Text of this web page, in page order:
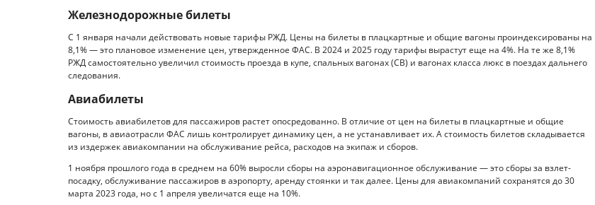
Железнодорожные билеты
С 1 января начали действовать новые тарифы РЖД. Цены на билеты в плацкартные и общие вагоны проиндексированы на
8,1% — это плановое изменение цен, утвержденное ФАС. В 2024 и 2025 году тарифы вырастут еще на 4%. На те же 8,1%
РЖД самостоятельно увеличил стоимость проезда в купе, спальных вагонах (СВ) и вагонах класса люкс в поездах дальнего
следования.
Авиабилеты
Стоимость авиабилетов для пассажиров растет опосредованно. В отличие от цен на билеты в плацкартные и общие
вагоны, в авиаотрасли ФАС лишь контролирует динамику цен, а не устанавливает их. А стоимость билетов складывается
из издержек авиакомпании на обслуживание рейса, расходов на экипаж и сборов.
1 ноября прошлого года в среднем на 60% выросли сборы на аэронавигационное обслуживание — это сборы за взлет-
посадку, обслуживание пассажиров в аэропорту, аренду стоянки и так далее. Цены для авиакомпаний сохранятся до 30
марта 2023 года, но с 1 апреля увеличатся еще на 10%.